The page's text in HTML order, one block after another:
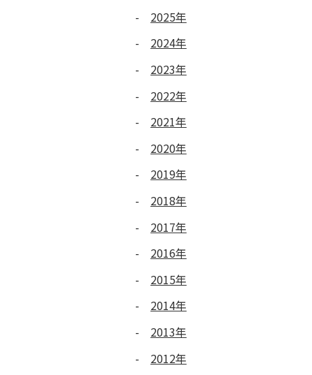
2025年
2024年
2023年
2022年
2021年
2020年
2019年
2018年
2017年
2016年
2015年
2014年
2013年
2012年